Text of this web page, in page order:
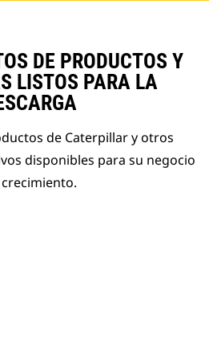
DE PRODUCTOS Y
LISTOS PARA LA
de Caterpillar y otros
disponibles para su negocio